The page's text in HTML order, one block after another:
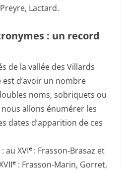
Lactard.
: un record
de la vallée des Villards
d’avoir un nombre
noms, sobriquets ou
allons énumérer les
dates d’apparition de ces
au XVIe : Frasson-Brasaz et
e : Frasson-Marin, Gorret,